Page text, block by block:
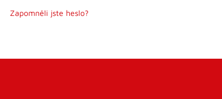
Zapomněli jste heslo?
Uživatelské jméno